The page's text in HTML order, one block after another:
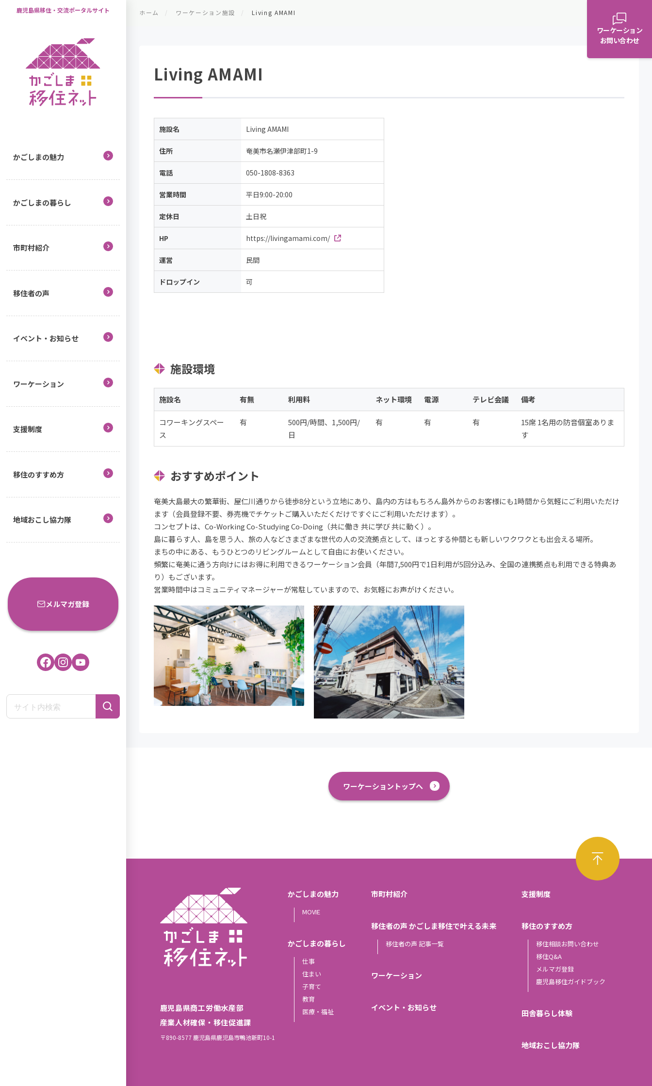
ワーケーション
お問い合わせ
鹿児島県移住・交流ポータルサイト
かごしまの魅力
かごしまの暮らし
市町村紹介
移住者の声
イベント・お知らせ
ワーケーション
支援制度
移住のすすめ方
地域おこし協力隊
メルマガ登録
ホーム ワーケーション施設 Living AMAMI
Living AMAMI
施設名 Living AMAMI
住所 奄美市名瀬伊津部町1-9
電話 050-1808-8363
営業時間 平日9:00-20:00
定休日 土日祝
HP https://livingamami.com/
運営 民間
ドロップイン 可
施設環境
施設名 有無 利用料 ネット環境 電源 テレビ会議 備考
コワーキングスペー
ス
有
500円/時間、1,500円/
日
有 有 有
15席 1名用の防音個室ありま
す
おすすめポイント
奄美大島最大の繁華街、屋仁川通りから徒歩8分という立地にあり、島内の方はもちろん島外からのお客様にも1時間から気軽にご利用いただけ
ます（会員登録不要、券売機でチケットご購入いただくだけですぐにご利用いただけます）。
コンセプトは、Co-Working Co-Studying Co-Doing（共に働き 共に学び 共に動く）。
島に暮らす人、島を思う人、旅の人などさまざまな世代の人の交流拠点として、ほっとする仲間とも新しいワクワクとも出会える場所。
まちの中にある、もうひとつのリビングルームとして自由にお使いください。
頻繁に奄美に通う方向けにはお得に利用できるワーケーション会員（年間7,500円で1日利用が5回分込み、全国の連携拠点も利用できる特典あ
り）もございます。
営業時間中はコミュニティマネージャーが常駐していますので、お気軽にお声がけください。
ワーケーショントップへ
鹿児島県商工労働水産部
産業人材確保・移住促進課
〒890-8577 鹿児島県鹿児島市鴨池新町10-1
かごしまの魅力
MOVIE
かごしまの暮らし
仕事
住まい
子育て
教育
医療・福祉
市町村紹介
移住者の声 かごしま移住で叶える未来
移住者の声 記事一覧
ワーケーション
イベント・お知らせ
支援制度
移住のすすめ方
移住相談お問い合わせ
移住Q&A
メルマガ登録
鹿児島移住ガイドブック
田舎暮らし体験
地域おこし協力隊